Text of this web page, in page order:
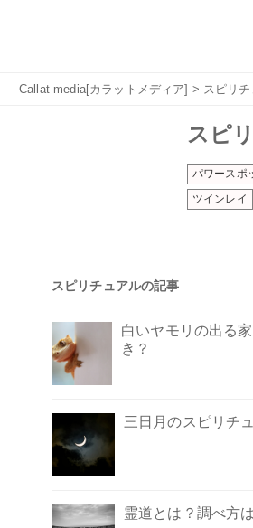
Callat media[カラットメディア] > スピリ
スピ
パワースポ
ツインレイ
スピリチュアルの記事
白いヤモリの出る
き？
三日月のスピリチ
霊道とは？調べ方